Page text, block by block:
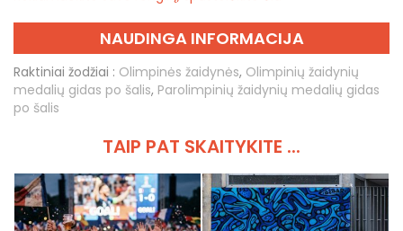
NAUDINGA INFORMACIJA
Raktiniai žodžiai : Olimpinės žaidynės, Olimpinių žaidynių
medalių gidas po šalis, Parolimpinių žaidynių medalių gidas
po šalis
TAIP PAT SKAITYKITE ...